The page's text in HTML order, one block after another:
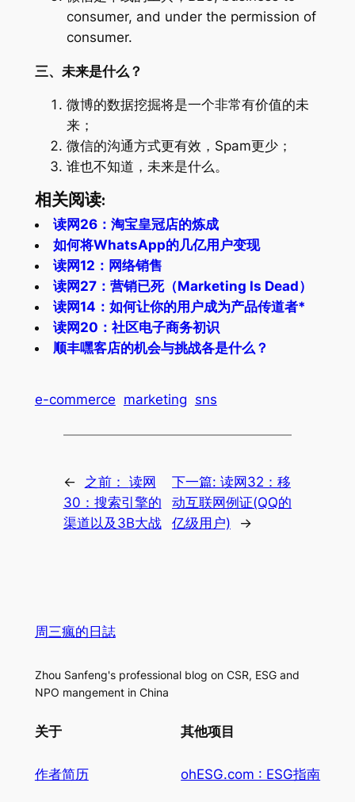
consumer, and under the permission of
consumer.
三、未来是什么？
微博的数据挖掘将是一个非常有价值的未
来；
微信的沟通方式更有效，Spam更少；
谁也不知道，未来是什么。
相关阅读:
读网26：淘宝皇冠店的炼成
如何将WhatsApp的几亿用户变现
读网12：网络销售
读网27：营销已死（Marketing Is Dead）
读网14：如何让你的用户成为产品传道者*
读网20：社区电子商务初识
顺丰嘿客店的机会与挑战各是什么？
e-commerce marketing sns
← 之前： 读网
30：搜索引擎的
渠道以及3B大战
下一篇:读网32：移
动互联网例证(QQ的
亿级用户)
→
周三瘋的日誌
Zhou Sanfeng's professional blog on CSR, ESG and
NPO mangement in China
关于
作者简历
其他项目
ohESG.com : ESG指南